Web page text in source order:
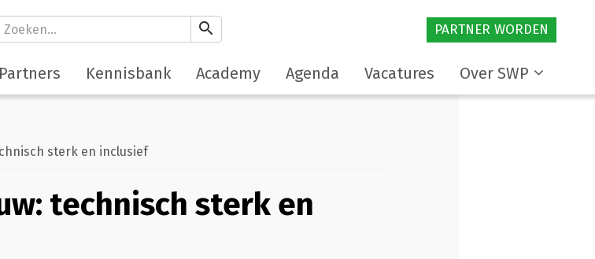
search PARTNER WORDEN
Partners Kennisbank Academy Agenda Vacatures Over SWP
sterk en inclusief
technisch sterk en